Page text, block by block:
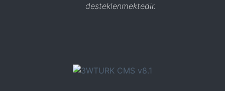
desteklenmektedir.